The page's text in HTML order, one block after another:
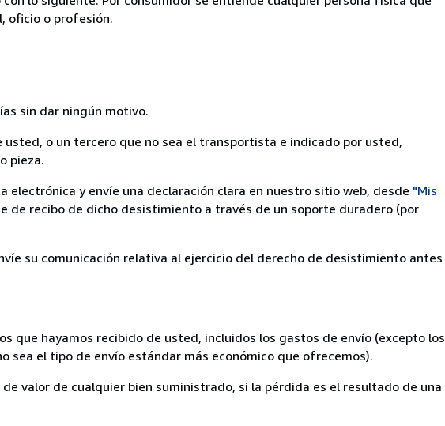
oficio o profesión.
sin dar ningún motivo.
o un tercero que no sea el transportista e indicado por usted,
pieza.
y envíe una declaración clara en nuestro sitio web, desde "Mis
de recibo de dicho desistimiento a través de un soporte duradero (por
su comunicación relativa al ejercicio del derecho de desistimiento antes
que hayamos recibido de usted, incluidos los gastos de envío (excepto los
sea el tipo de envío estándar más económico que ofrecemos).
valor de cualquier bien suministrado, si la pérdida es el resultado de una